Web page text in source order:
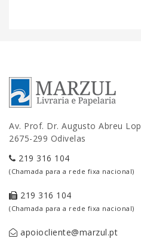
Av. Prof. Dr. Augusto Abreu
2675-299 Odivelas
219 316 104
(Chamada para a rede fixa nacional)
219 316 104
(Chamada para a rede fixa nacional)
apoiocliente@marzul.pt